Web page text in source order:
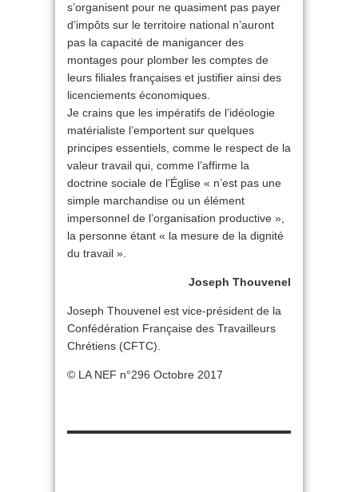
s’organisent pour ne quasiment pas payer
d’impôts sur le territoire national n’auront
pas la capacité de manigancer des
montages pour plomber les comptes de
leurs filiales françaises et justifier ainsi des
licenciements économiques.
Je crains que les impératifs de l’idéologie
matérialiste l’emportent sur quelques
principes essentiels, comme le respect de la
valeur travail qui, comme l’affirme la
doctrine sociale de l’Église « n’est pas une
simple marchandise ou un élément
impersonnel de l’organisation productive »,
la personne étant « la mesure de la dignité
du travail ».
Joseph Thouvenel
Joseph Thouvenel est vice-président de la
Confédération Française des Travailleurs
Chrétiens (CFTC).
© LA NEF n°296 Octobre 2017